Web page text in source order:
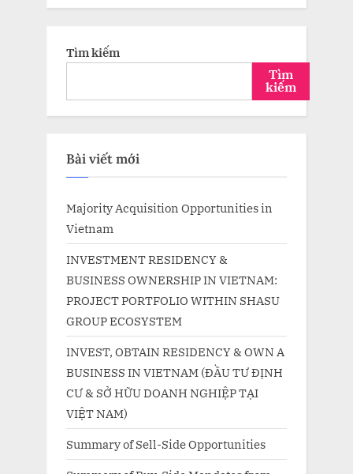
Tìm kiếm
Tìm
kiếm
Bài viết mới
Majority Acquisition Opportunities in
Vietnam
INVESTMENT RESIDENCY &
BUSINESS OWNERSHIP IN VIETNAM:
PROJECT PORTFOLIO WITHIN SHASU
GROUP ECOSYSTEM
INVEST, OBTAIN RESIDENCY & OWN A
BUSINESS IN VIETNAM (ĐẦU TƯ ĐỊNH
CƯ & SỞ HỮU DOANH NGHIỆP TẠI
VIỆT NAM)
Summary of Sell-Side Opportunities